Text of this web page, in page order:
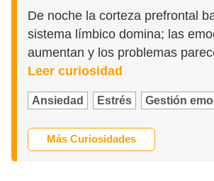
De noche la corteza prefrontal
sistema límbico domina; las
aumentan y los problemas
Leer curiosidad
Ansiedad Estrés Gestión
Más Curiosidades